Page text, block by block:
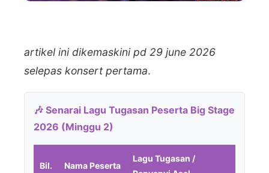
artikel ini dikemaskini pd 29 june 2026
selepas konsert pertama.
🎶 Senarai Lagu Tugasan Peserta Big Stage
2026 (Minggu 2)
Bil. Nama Peserta
Lagu Tugasan /